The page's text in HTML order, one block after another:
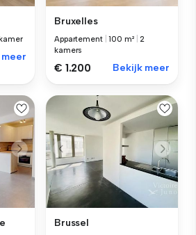
Bruxelles
Appartement |100 m² |2
kamers
€ 1.200 Bekijk meer
Brussel